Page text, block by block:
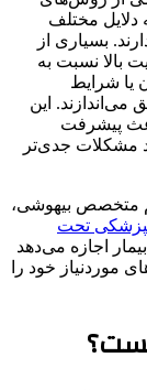
دلایل مختلف
بسیاری از
بالا نسبت به
یا شرایط
این
پیشرفت
مشکلات جدی‌تر
متخصص بیهوشی،
تحت
اجازه می‌دهد
خود را